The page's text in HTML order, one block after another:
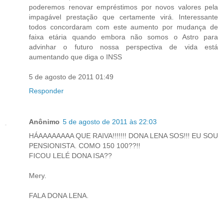
poderemos renovar empréstimos por novos valores pela
impagável prestação que certamente virá. Interessante
todos concordaram com este aumento por mudança de
faixa etária quando embora não somos o Astro para
advinhar o futuro nossa perspectiva de vida está
aumentando que diga o INSS
5 de agosto de 2011 01:49
Responder
Anônimo 5 de agosto de 2011 às 22:03
HÁAAAAAAAA QUE RAIVA!!!!!!! DONA LENA SOS!!! EU SOU
PENSIONISTA. COMO 150 100??!!
FICOU LELÉ DONA ISA??
Mery.
FALA DONA LENA.